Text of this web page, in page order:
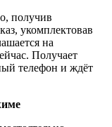
получив
укомплектовав
на
Получает
телефон и ждёт